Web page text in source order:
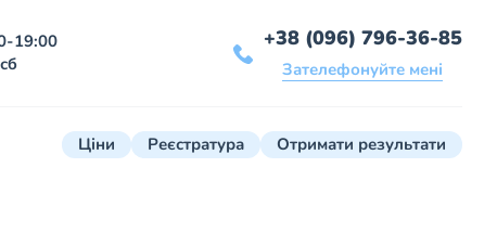
19:00
+38 (096) 796-36-85
Зателефонуйте мені
Ціни Реєстратура Отримати результати